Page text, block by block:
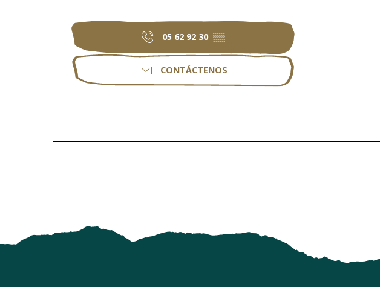
05 62 92 30 ▒▒
CONTÁCTENOS